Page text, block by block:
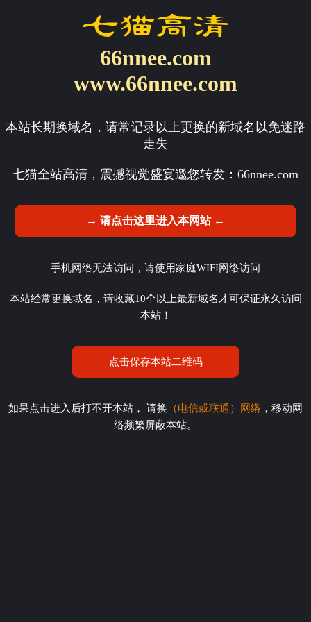
66nnee.com
www.66nnee.com
本站长期换域名，请常记录以上更换的新域名以免迷路
走失
七猫全站高清，震撼视觉盛宴邀您转发： 66nnee.com
→ 请点击这里进入本网站 ←
手机网络无法访问，请使用家庭WIFI网络访问
本站经常更换域名，请收藏10个以上最新域名才可保证永久访问
本站！
点击保存本站二维码
如果点击进入后打不开本站， 请换 （电信或联通）网络 ，移动网
络频繁屏蔽本站。